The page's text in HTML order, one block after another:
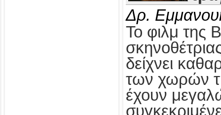
Δρ.
Το φιλμ της
δείχνει
των χωρών
έχουν